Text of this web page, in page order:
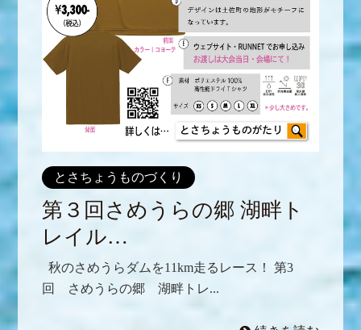
とさちょうものづくり
第３回さめうらの郷 湖畔ト
レイル…
秋のさめうらダムを11km走るレース！ 第3
回 さめうらの郷 湖畔トレ...